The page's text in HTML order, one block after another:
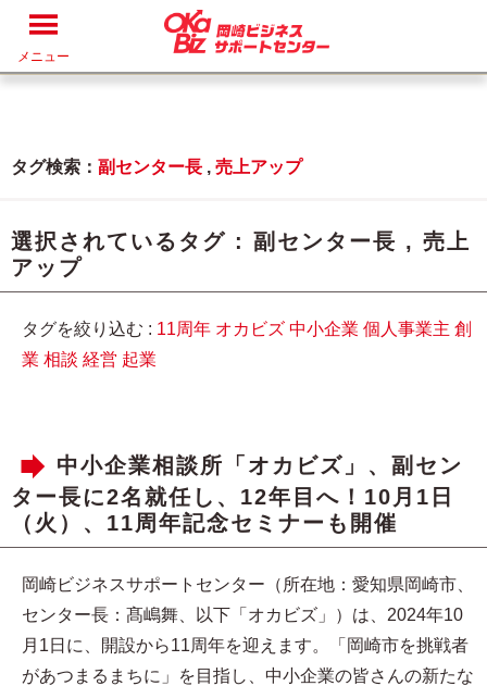
メニュー
タグ検索： 副センター長 , 売上アップ
選択されているタグ : 副センター長 , 売上
アップ
タグを絞り込む : 11周年 オカビズ 中小企業 個人事業主 創
業 相談 経営 起業
中小企業相談所「オカビズ」、副セン
ター長に2名就任し、12年目へ！10月1日
（火）、11周年記念セミナーも開催
岡崎ビジネスサポートセンター（所在地：愛知県岡崎市、
センター長：髙嶋舞、以下「オカビズ」）は、2024年10
月1日に、開設から11周年を迎えます。「岡崎市を挑戦者
があつまるまちに」を目指し、中小企業の皆さんの新たな